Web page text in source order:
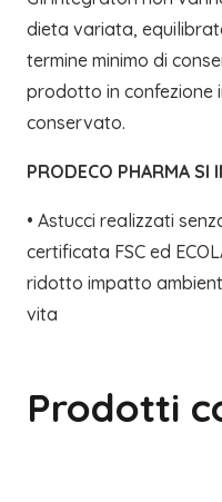
dieta variata,
termine minimo di
prodotto in confezione
conservato.
PRODECO PHARMA SI
• Astucci realizzati
certificata FSC ed
ridotto impatto
vita
Prodotti